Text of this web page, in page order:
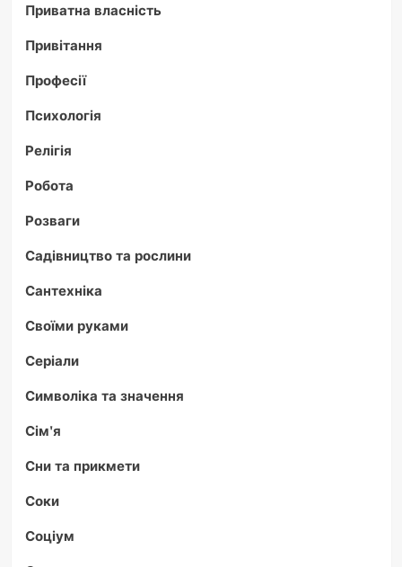
Приватна власність
Привітання
Професії
Психологія
Релігія
Робота
Розваги
Садівництво та рослини
Сантехніка
Своїми руками
Серіали
Символіка та значення
Сім'я
Сни та прикмети
Соки
Соціум